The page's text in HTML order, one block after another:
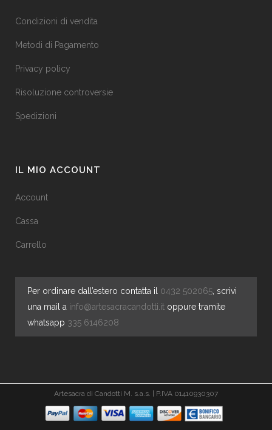
Condizioni di vendita
Metodi di Pagamento
Privacy policy
Risoluzione controversie
Spedizioni
IL MIO ACCOUNT
Account
Cassa
Carrello
Per ordinare dall’estero contatta il 0432 502065 , scrivi
una mail a info@artesacracandotti.it oppure tramite
whatsapp 335 6146208
Artesacra di Candotti M. s.a.s. | P.IVA 01410930307